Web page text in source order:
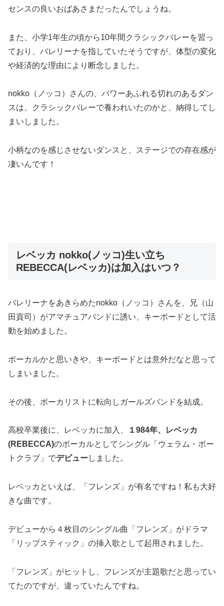
センスの良いおばあさまだったんでしょうね。
また、小学1年生の頃から10年間クラシックバレーを習っ
ており、バレリーナを指していたそうですが、体型の変化
や経済的な理由により断念しました。
nokko（ノッコ）さんの、パワーあふれる切れのあるダン
スは、クラシックバレーで養われいたのかと、納得してし
まいしました。
小柄なのを感じさせないダンスと、ステージでの存在感が
凄いんです！
レベッカ nokko(ノッコ)生い立ち
REBECCA(レベッカ)は加入はいつ？
バレリーナをあきらめたnokko（ノッコ）さんを、兄（山
田貢司）がアマチュアバンドに誘い、キーボードとして活
動を始めました。
ボーカルかと思いきや、キーボードとは意外だなと思って
しまいました。
その後、ボーカリストに転向しガールズバンドを結成。
高校卒業後に、レベッカに加入、
１984年、レベッカ
(REBECCA)のボーカルとしてシングル「ウェラム・ボー
トクラブ」でデビューしました。
レベッカといえば、「フレンズ」が有名ですね！私も大好
きな曲です。
デビューから４枚目のシングル曲「フレンズ」がドラマ
「リップスティック」の挿入歌として起用されました。
「フレンズ」がヒットし、フレンズが主題歌だと思ってい
てたのですが、違っていたんですね。